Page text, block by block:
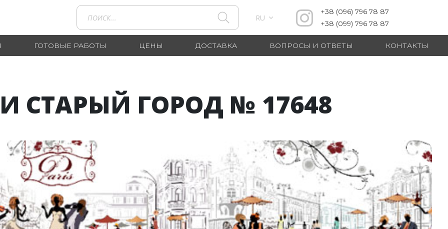
RU
+38 (096) 796 78 87
+38 (099) 796 78 87
ГОТОВЫЕ РАБОТЫ ЦЕНЫ ДОСТАВКА ВОПРОСЫ И ОТВЕТЫ КОНТАКТЫ
СТАРЫЙ ГОРОД № 17648